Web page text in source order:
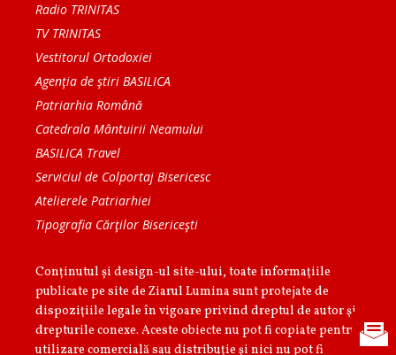
Radio TRINITAS
TV TRINITAS
Vestitorul Ortodoxiei
Agenţia de ştiri BASILICA
Patriarhia Română
Catedrala Mântuirii Neamului
BASILICA Travel
Serviciul de Colportaj Bisericesc
Atelierele Patriarhiei
Tipografia Cărţilor Bisericeşti
Conținutul și design-ul site-ului, toate informaţiile
publicate pe site de Ziarul Lumina sunt protejate de
dispoziţiile legale în vigoare privind dreptul de autor şi
drepturile conexe. Aceste obiecte nu pot fi copiate pentru
utilizare comercială sau distribuţie şi nici nu pot fi